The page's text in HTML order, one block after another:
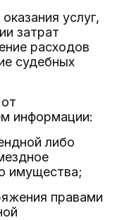
услуг,
затрат
расходов
судебных
информации:
либо
имущества;
правами